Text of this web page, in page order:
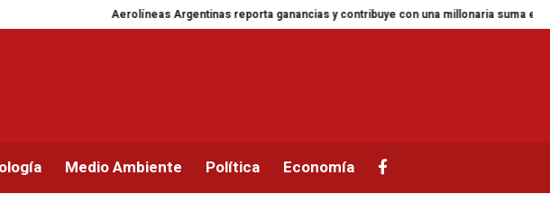
Aerolíneas Argentinas reporta ganancias y contribuye con una millonaria suma en impuestos
Medio Ambiente Política Economía